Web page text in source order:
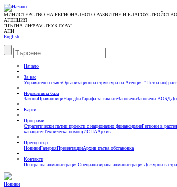
МИНИСТЕРСТВО НА РЕГИОНАЛНОТО РАЗВИТИЕ И
АГЕНЦИЯ
"ПЪТНА ИНФРАСТРУКТУРА"
АПИ
English
Начало
За нас
Управителен съветОрганизационна структура на Агенция "Пътна
Нормативна база
ЗакониПравилнициНаредбиТарифа за такситеЗаповедиЗаповеди ВОБД
Карти
Програми
Стратегически пътни проекти с национално финансиранеРегиони в
капацитетТехническа помощИСПААрхив
Пресцентър
НовиниГалерияПрезентацииАрхив пътна обстановка
Контакти
Централна администрацияСпециализирана администрацияДежурни в
Новини